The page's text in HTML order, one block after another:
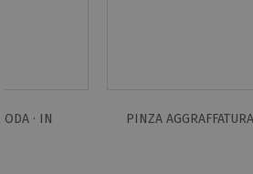
PINZA AGGRAFFATURA QUADRATA ·